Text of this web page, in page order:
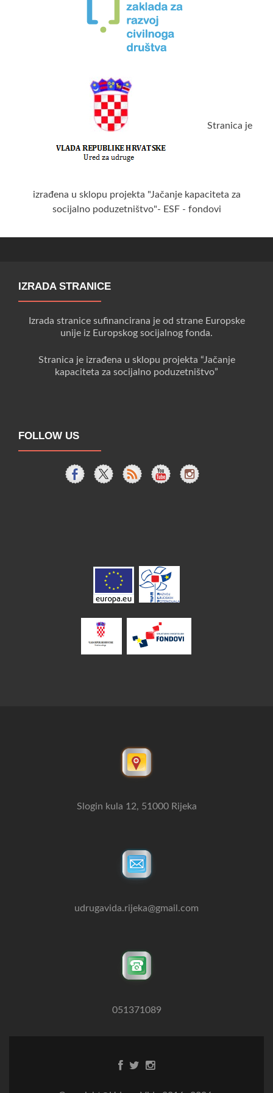
Stranica je
izrađena u sklopu projekta "Jačanje kapaciteta za
socijalno poduzetništvo"- ESF - fondovi
IZRADA STRANICE
Izrada stranice sufinancirana je od strane Europske
unije iz Europskog socijalnog fonda.
Stranica je izrađena u sklopu projekta “Jačanje
kapaciteta za socijalno poduzetništvo”
FOLLOW US
Slogin kula 12, 51000 Rijeka
udrugavida.rijeka@gmail.com
051371089
Facebook
TwitterInstagram